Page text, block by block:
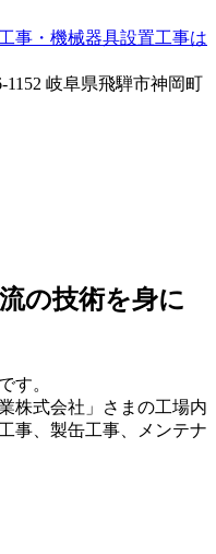
の技術を身に
す。
株式会社」さまの工場内
事、製缶工事、メンテナ